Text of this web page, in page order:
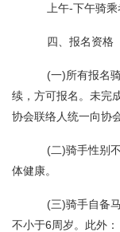
上午-下午骑乘
四、报名资格
(一)所有报名
续，方可报名。未完
协会联络人统一向协
(二)骑手性别
体健康。
(三)骑手自备
不小于6周岁。此外：